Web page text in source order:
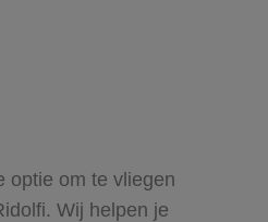
optie om te vliegen
Wij helpen je